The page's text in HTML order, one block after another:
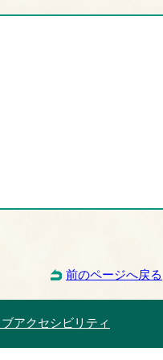
前のページへ戻る
アクセシビリティ